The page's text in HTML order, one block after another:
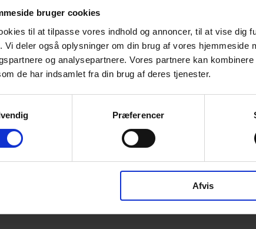
bruger cookies
til at tilpasse vores indhold og annoncer, til at vise dig
Vi deler også oplysninger om din brug af vores hjemmeside
og analysepartnere. Vores partnere kan
de har indsamlet fra din brug af deres tjenester.
Præferencer
Afvis